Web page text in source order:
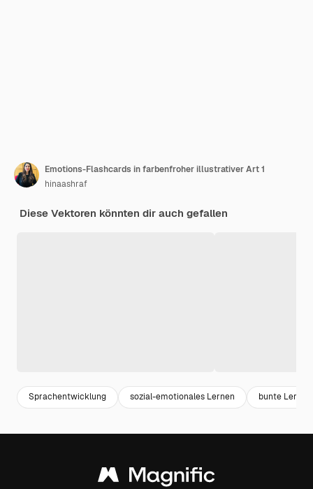
Emotions-Flashcards in farbenfroher illustrativer Art 1
hinaashraf
Diese Vektoren könnten dir auch gefallen
Sprachentwicklung sozial-emotionales Lernen bunte